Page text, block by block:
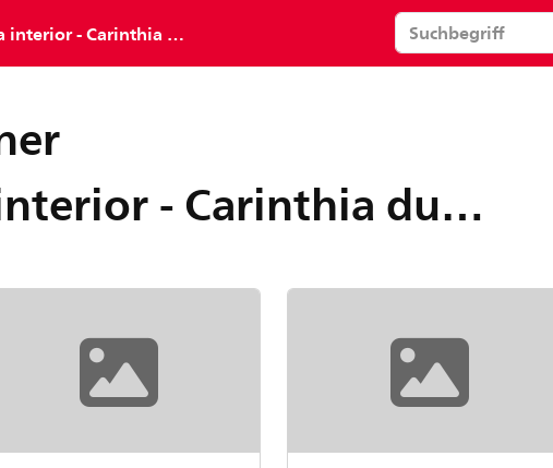
- Carinthia ducatus
- Carinthia ducatus